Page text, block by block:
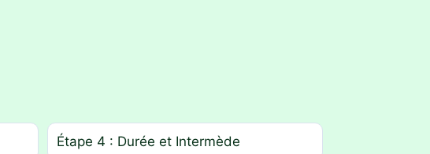
Étape 4 : Durée et Intermède